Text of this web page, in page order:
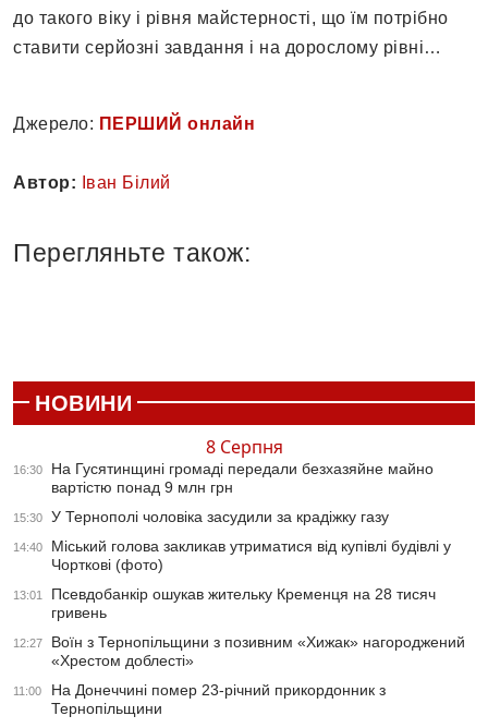
до такого віку і рівня майстерності, що їм потрібно
ставити серйозні завдання і на дорослому рівні…
Джерело: ПЕРШИЙ онлайн
Автор: Іван Білий
Перегляньте також:
НОВИНИ
8 Серпня
16:30
На Гусятинщині громаді передали безхазяйне майно
вартістю понад 9 млн грн
15:30 У Тернополі чоловіка засудили за крадіжку газу
14:40
Міський голова закликав утриматися від купівлі будівлі у
Чорткові (фото)
13:01
Псевдобанкір ошукав жительку Кременця на 28 тисяч
гривень
12:27
Воїн з Тернопільщини з позивним «Хижак» нагороджений
«Хрестом доблесті»
11:00
На Донеччині помер 23-річний прикордонник з
Тернопільщини